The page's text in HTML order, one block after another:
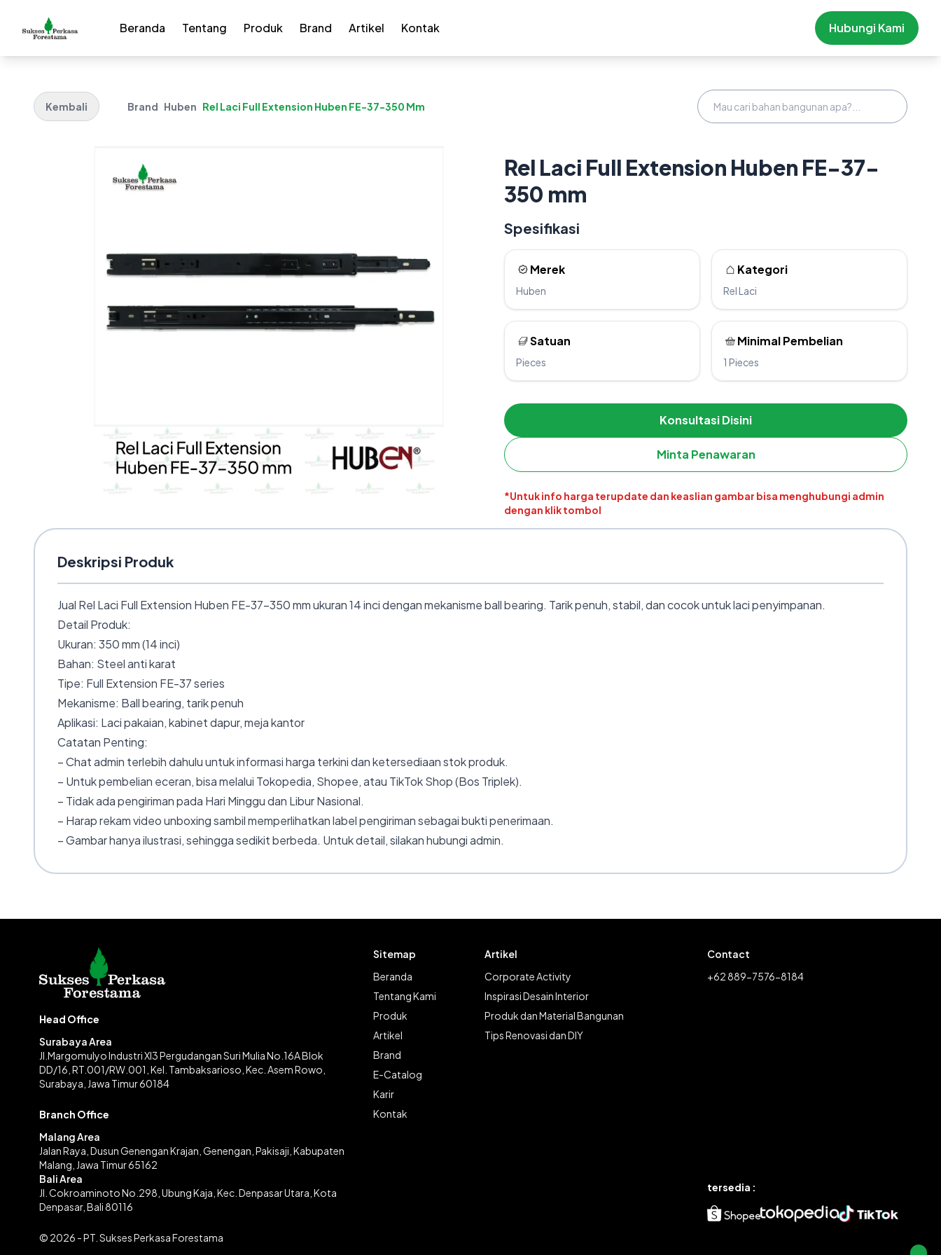
Beranda Tentang Produk Brand Artikel Kontak Hubungi Kami
Kembali Brand Huben Rel Laci Full Extension Huben FE-37-350 Mm
Rel Laci Full Extension Huben FE-37-
350 mm
Spesifikasi
Merek
Huben
Kategori
Rel Laci
Satuan
Pieces
Minimal Pembelian
1 Pieces
Konsultasi Disini
Minta Penawaran
*Untuk info harga terupdate dan keaslian gambar bisa menghubungi admin
dengan klik tombol
Deskripsi Produk
Jual Rel Laci Full Extension Huben FE-37-350 mm ukuran 14 inci dengan mekanisme ball bearing. Tarik penuh, stabil, dan cocok untuk laci penyimpanan.
Detail Produk:
Ukuran: 350 mm (14 inci)
Bahan: Steel anti karat
Tipe: Full Extension FE-37 series
Mekanisme: Ball bearing, tarik penuh
Aplikasi: Laci pakaian, kabinet dapur, meja kantor
Catatan Penting:
– Chat admin terlebih dahulu untuk informasi harga terkini dan ketersediaan stok produk.
– Untuk pembelian eceran, bisa melalui Tokopedia, Shopee, atau TikTok Shop (Bos Triplek).
– Tidak ada pengiriman pada Hari Minggu dan Libur Nasional.
– Harap rekam video unboxing sambil memperlihatkan label pengiriman sebagai bukti penerimaan.
– Gambar hanya ilustrasi, sehingga sedikit berbeda. Untuk detail, silakan hubungi admin.
Head Office
Surabaya Area
Jl.Margomulyo Industri XI3 Pergudangan Suri Mulia No.16A Blok
DD/16, RT.001/RW.001, Kel. Tambaksarioso, Kec. Asem Rowo,
Surabaya, Jawa Timur 60184
Branch Office
Malang Area
Jalan Raya, Dusun Genengan Krajan, Genengan, Pakisaji, Kabupaten
Malang, Jawa Timur 65162
Bali Area
Jl. Cokroaminoto No.298, Ubung Kaja, Kec. Denpasar Utara, Kota
Denpasar, Bali 80116
© 2026 - PT. Sukses Perkasa Forestama
Sitemap
Beranda
Tentang Kami
Produk
Artikel
Brand
E-Catalog
Karir
Kontak
Artikel
Corporate Activity
Inspirasi Desain Interior
Produk dan Material Bangunan
Tips Renovasi dan DIY
Contact
+62 889-7576-8184
tersedia :